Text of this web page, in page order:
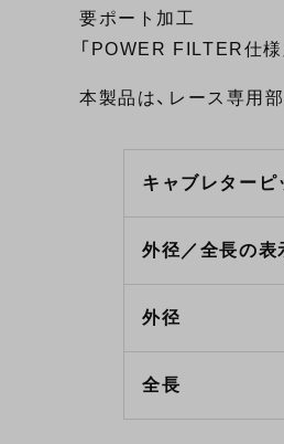
要ポート加工
「POWER FILTER仕
本製品は、レース専用部
キャブレターピ
外径／全長の表
外径
全長